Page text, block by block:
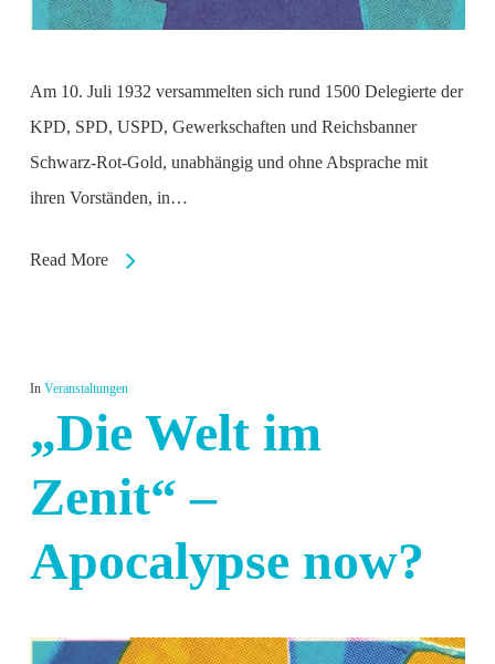
Am 10. Juli 1932 versammelten sich rund 1500 Delegierte der
KPD, SPD, USPD, Gewerkschaften und Reichsbanner
Schwarz-Rot-Gold, unabhängig und ohne Absprache mit
ihren Vorständen, in…
Read More
In Veranstaltungen
„Die Welt im
Zenit“ –
Apocalypse now?